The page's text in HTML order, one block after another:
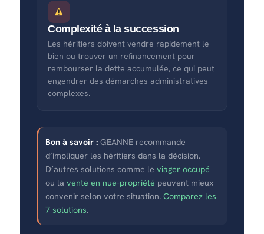
Complexité à la succession
Les héritiers doivent vendre rapidement le
bien ou trouver un refinancement pour
rembourser la dette accumulée, ce qui peut
engendrer des démarches administratives
complexes.
Bon à savoir : GEANNE recommande
d’impliquer les héritiers dans la décision.
D’autres solutions comme le viager occupé
ou la vente en nue-propriété peuvent mieux
convenir selon votre situation. Comparez les
7 solutions.